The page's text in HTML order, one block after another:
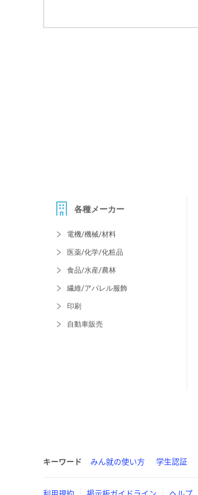
各種メーカー
電機/機械/材料
医薬/化学/化粧品
食品/水産/農林
繊維/アパレル服飾
印刷
自動車販売
キーワード みん就の使い方 学生認証